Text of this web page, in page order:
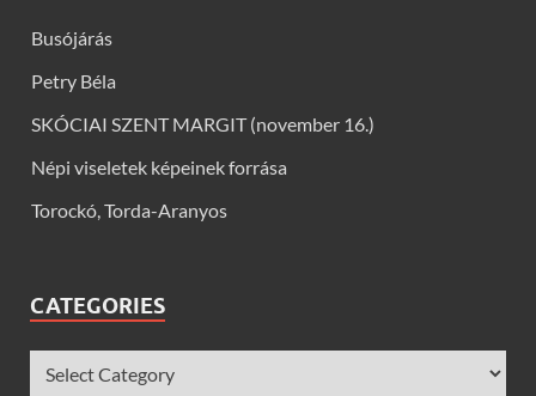
Busójárás
Petry Béla
SKÓCIAI SZENT MARGIT (november 16.)
Népi viseletek képeinek forrása
Torockó, Torda-Aranyos
CATEGORIES